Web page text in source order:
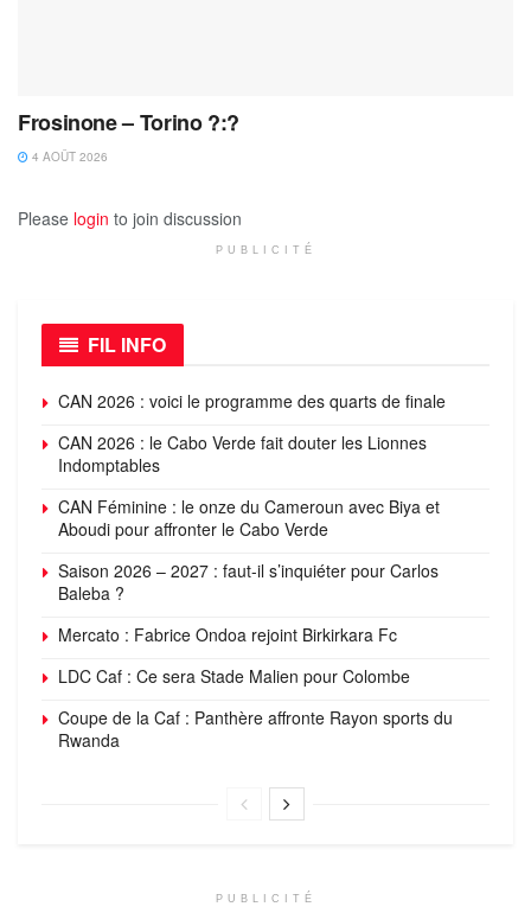
Frosinone – Torino ?:?
4 AOÛT 2026
Please login to join discussion
PUBLICITÉ
FIL INFO
CAN 2026 : voici le programme des quarts de finale
CAN 2026 : le Cabo Verde fait douter les Lionnes
Indomptables
CAN Féminine : le onze du Cameroun avec Biya et
Aboudi pour affronter le Cabo Verde
Saison 2026 – 2027 : faut-il s’inquiéter pour Carlos
Baleba ?
Mercato : Fabrice Ondoa rejoint Birkirkara Fc
LDC Caf : Ce sera Stade Malien pour Colombe
Coupe de la Caf : Panthère affronte Rayon sports du
Rwanda
PUBLICITÉ